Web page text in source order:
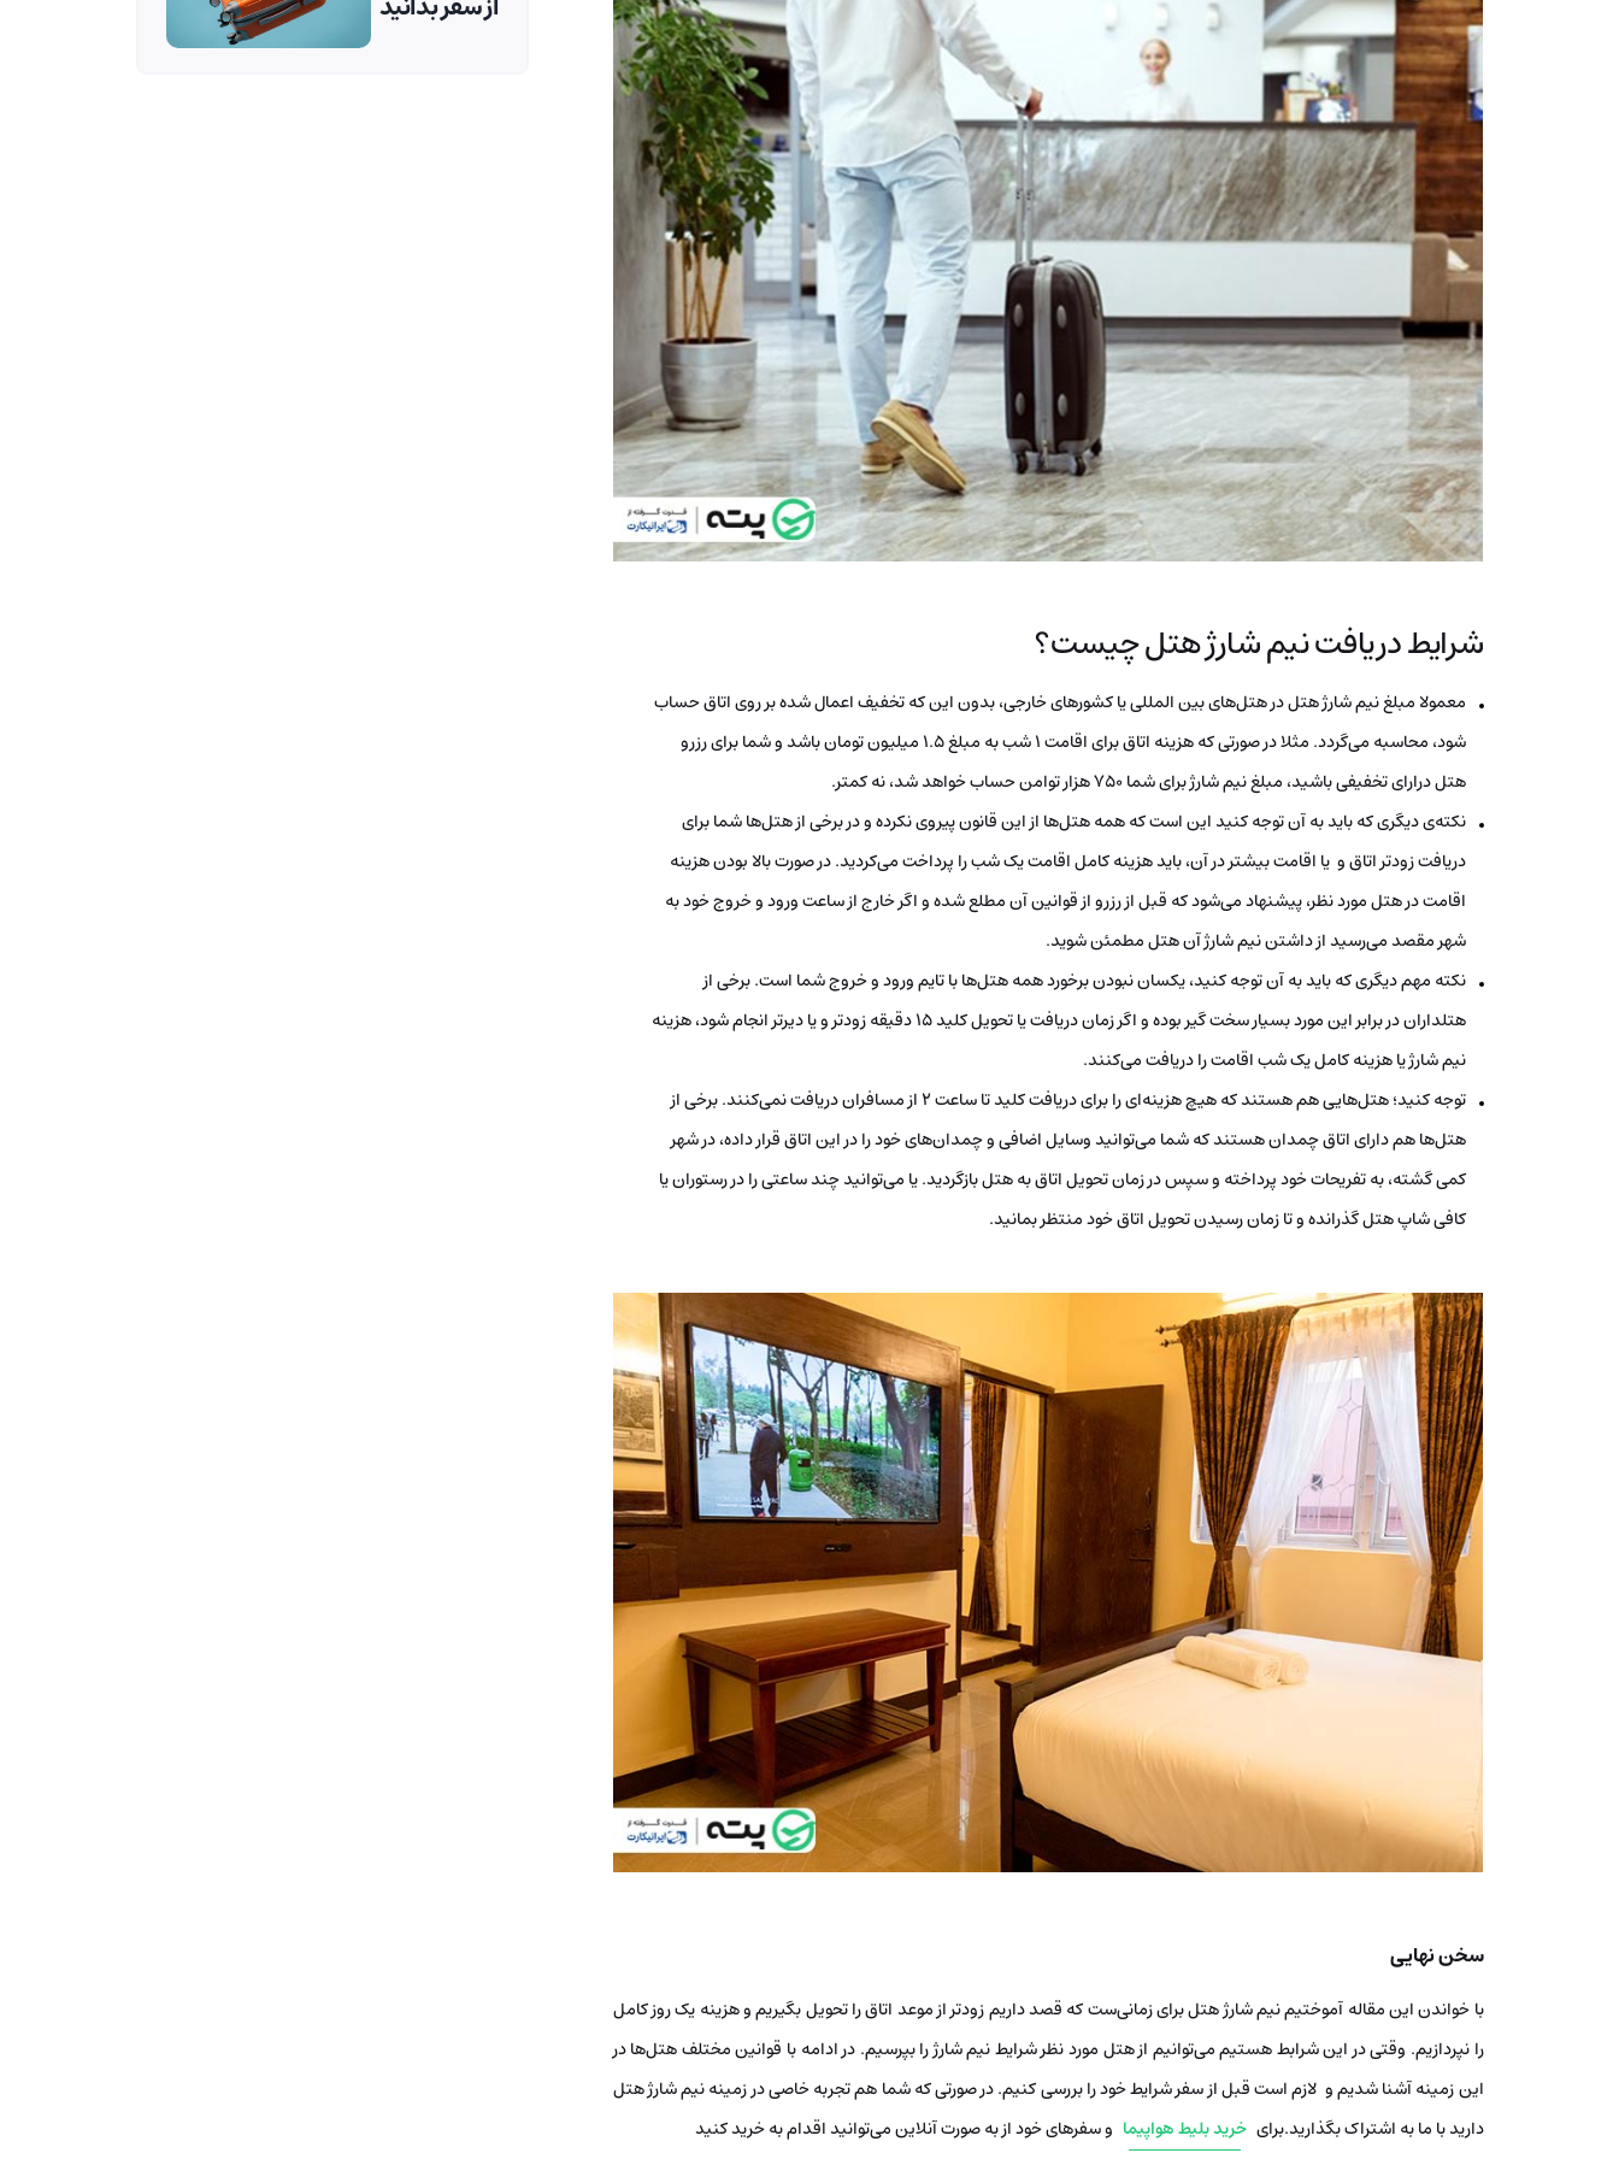
شرایط دریافت نیم شارژ هتل چیست؟
معمولا مبلغ نیم شارژ هتل در هتل‌های بین المللی یا کشورهای خارجی، بدون این که تخفیف اعمال شده بر روی اتاق حساب
شود، محاسبه می‌گردد. مثلا در صورتی که هزینه اتاق برای اقامت 1 شب به مبلغ 1.5 میلیون تومان باشد و شما برای رزرو
هتل درارای تخفیفی باشید، مبلغ نیم شارژ برای شما 750 هزار توامن حساب خواهد شد، نه کمتر.
نکته‌ی دیگری که باید به آن توجه کنید این است که همه هتل‌ها از این قانون پیروی نکرده و در برخی از هتل‌ها شما برای
دریافت زودتر اتاق و یا اقامت بیشتر در آن، باید هزینه کامل اقامت یک شب را پرداخت می‌کردید. در صورت بالا بودن هزینه
اقامت در هتل مورد نظر، پیشنهاد می‌شود که قبل از رزرو از قوانین آن مطلع شده و اگر خارج از ساعت ورود و خروج خود به
شهر مقصد می‌رسید از داشتن نیم شارژ آن هتل مطمئن شوید.
نکته مهم دیگری که باید به آن توجه کنید، یکسان نبودن برخورد همه هتل‌ها با تایم ورود و خروج شما است. برخی از
هتلداران در برابر این مورد بسیار سخت گیر بوده و اگر زمان دریافت یا تحویل کلید 15 دقیقه زودتر و یا دیرتر انجام شود، هزینه
نیم شارژ یا هزینه کامل یک شب اقامت را دریافت می‌کنند.
توجه کنید؛ هتل‌هایی هم هستند که هیچ هزینه‌ای را برای دریافت کلید تا ساعت 2 از مسافران دریافت نمی‌کنند. برخی از
هتل‌ها هم دارای اتاق چمدان هستند که شما می‌توانید وسایل اضافی و چمدان‌های خود را در این اتاق قرار داده، در شهر
کمی گشته، به تفریحات خود پرداخته و سپس در زمان تحویل اتاق به هتل بازگردید. یا می‌توانید چند ساعتی را در رستوران یا
کافی شاپ هتل گذرانده و تا زمان رسیدن تحویل اتاق خود منتظر بمانید.
سخن نهایی
با خواندن این مقاله آموختیم نیم شارژ هتل برای زمانی‌ست که قصد داریم زودتر از موعد اتاق را تحویل بگیریم و هزینه یک روز کامل
را نپردازیم. وقتی در این شرابط هستیم می‌توانیم از هتل مورد نظر شرایط نیم شارژ را بپرسیم. در ادامه با قوانین مختلف هتل‌ها در
این زمینه آشنا شدیم و لازم است قبل از سفر شرایط خود را بررسی کنیم. در صورتی که شما هم تجربه خاصی در زمینه نیم شارژ هتل
دارید با ما به اشتراک بگذارید.برای خرید بلیط هواپیما و سفرهای خود از به صورت آنلاین می‌توانید اقدام به خرید کنید